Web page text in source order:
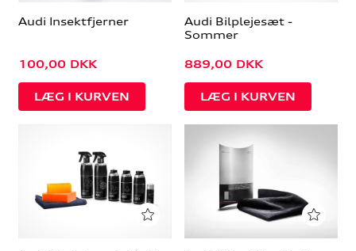
Audi Insektfjerner
100,00 DKK
Audi Bilplejesæt -
Sommer
889,00 DKK